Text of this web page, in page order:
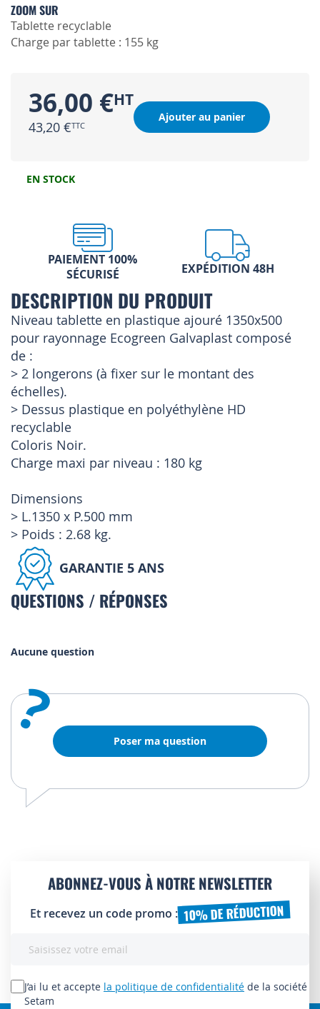
ZOOM SUR
Tablette recyclable
Charge par tablette : 155 kg
36,00 €
43,20 €
Ajouter au panier
EN STOCK
PAIEMENT 100%
SÉCURISÉ
EXPÉDITION 48H
DESCRIPTION DU PRODUIT
Niveau tablette en plastique ajouré 1350x500
pour rayonnage Ecogreen Galvaplast composé
de :
> 2 longerons (à fixer sur le montant des
échelles).
> Dessus plastique en polyéthylène HD
recyclable
Coloris Noir.
Charge maxi par niveau : 180 kg
Dimensions
> L.1350 x P.500 mm
> Poids : 2.68 kg.
GARANTIE 5 ANS
QUESTIONS / RÉPONSES
Aucune question
? Poser ma question
ABONNEZ-VOUS À NOTRE NEWSLETTER
Et recevez un code promo : 10% DE RÉDUCTION
lettre
d’information
J’ai lu et accepte la politique de confidentialité de la société
Setam